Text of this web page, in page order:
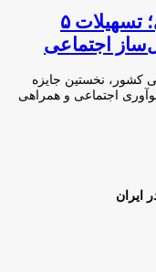
جایزه ملی نوآوری اجتماعی؛ تسهیلات ۵
اجتماعی
کشور، نخستین جایزه
اجتماعی و همراهی
ایران